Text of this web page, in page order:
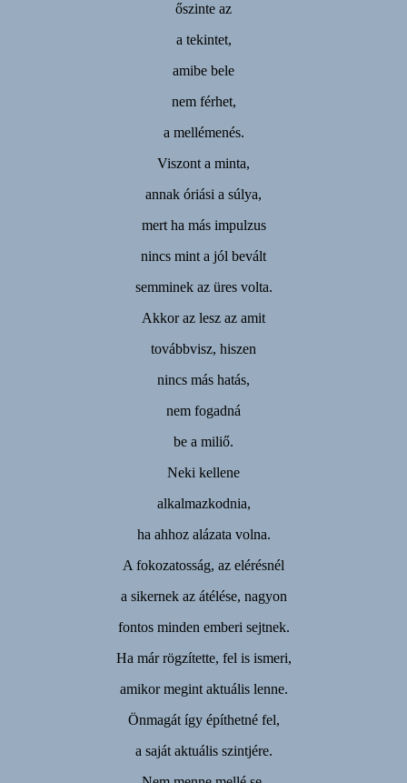
őszinte az
a tekintet,
amibe bele
nem férhet,
a mellémenés.
Viszont a minta,
annak óriási a súlya,
mert ha más impulzus
nincs mint a jól bevált
semminek az üres volta.
Akkor az lesz az amit
továbbvisz, hiszen
nincs más hatás,
nem fogadná
be a miliő.
Neki kellene
alkalmazkodnia,
ha ahhoz alázata volna.
A fokozatosság, az elérésnél
a sikernek az átélése, nagyon
fontos minden emberi sejtnek.
Ha már rögzítette, fel is ismeri,
amikor megint aktuális lenne.
Önmagát így építhetné fel,
a saját aktuális szintjére.